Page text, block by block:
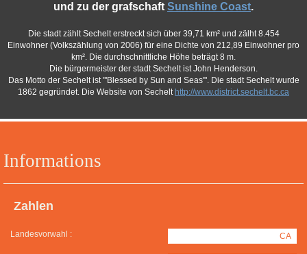
Informations
Zahlen
Landesvorwahl : CA
und zu der grafschaft Sunshine Coast.
Die stadt zählt Sechelt erstreckt sich über 39,71 km² und zälht 8.454
Einwohner (Volkszählung von 2006) für eine Dichte von 212,89 Einwohner pro
km². Die durchschnittliche Höhe beträgt 8 m.
Die bürgermeister der stadt Sechelt ist John Henderson.
Das Motto der Sechelt ist "'Blessed by Sun and Seas'". Die stadt Sechelt wurde
1862 gegründet. Die Website von Sechelt http://www.district.sechelt.bc.ca